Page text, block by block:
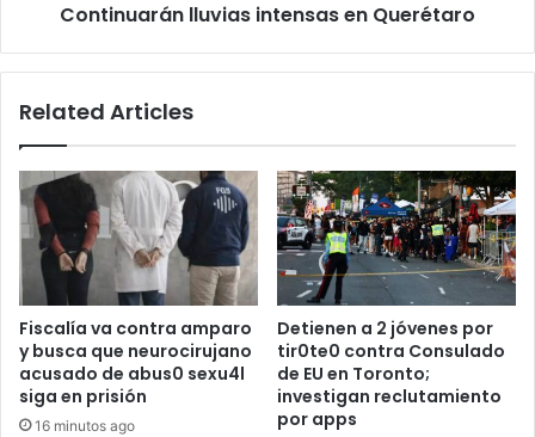
Continuarán lluvias intensas en Querétaro
Related Articles
Fiscalía va contra amparo
y busca que neurocirujano
acusado de abus0 sexu4l
siga en prisión
16 minutos ago
Detienen a 2 jóvenes por
tir0te0 contra Consulado
de EU en Toronto;
investigan reclutamiento
por apps